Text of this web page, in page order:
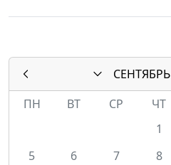
СЕНТЯБРЬ
ПН
ВТ СР ЧТ
1
5
6 7 8